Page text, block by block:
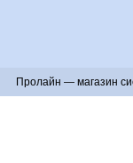
Пролайн — магазин